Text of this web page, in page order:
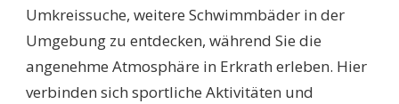
Umkreissuche, weitere Schwimmbäder in der
Umgebung zu entdecken, während Sie die
angenehme Atmosphäre in Erkrath erleben. Hier
verbinden sich sportliche Aktivitäten und